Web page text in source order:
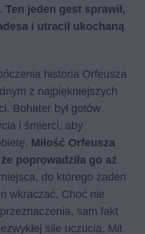
Ten jeden gest sprawił,
i utracił ukochaną
historia Orfeusza
z najpiękniejszych
Bohater był gotów
i śmierci, aby
Miłość Orfeusza
poprowadziła go aż
do którego żaden
wkraczać. Choć nie
sam fakt
sile uczucia. Mit